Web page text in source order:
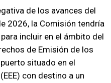
de los avances del
2026, la Comisión tendría
incluir en el ámbito del
de Emisión de los
situado en el
con destino a un